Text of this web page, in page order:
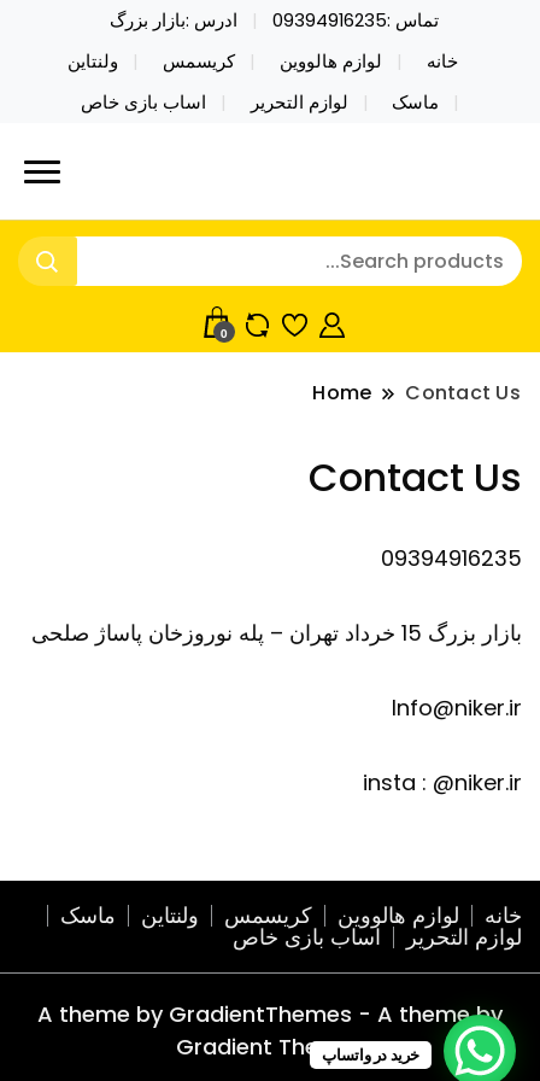
تماس :09394916235
ادرس :بازار بزرگ
خانه
لوازم هالووین کریسمس
ولنتاین
ماسک
لوازم التحریر اساب بازی خاص
نایکر توی فروش عمده لوازم هالووین
ولن تاین کادویی کریسمس اکسسوری
خرید محصولات خاص فیجت اسباب بازی تراول ماگ نایکر
توی فروش عمده لوازم هالووین ولن تاین کادویی
کریسمس اکسسوری ماسک در واردات مستقیم
0
Home Contact Us
Contact Us
09394916235
بازار بزرگ 15 خرداد تهران – پله نوروزخان پاساژ صلحی
Info@niker.ir
insta : @niker.ir
خانه لوازم هالووین کریسمس ولنتاین ماسک
لوازم التحریر اساب بازی خاص
A theme by GradientThemes - A theme by
Gradient Themesخرید در واتساپ